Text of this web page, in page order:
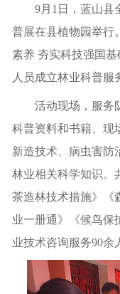
9月1日，蓝山县
普展在县植物园举行
素养 夯实科技强国基
人员成立林业科普服
活动现场，服务
科普资料和书籍、现
新造技术、病虫害防
林业相关科学知识。
茶造林技术措施》《
业一册通》《候鸟保
业技术咨询服务90余